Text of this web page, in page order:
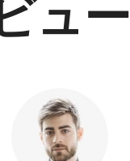
ュー